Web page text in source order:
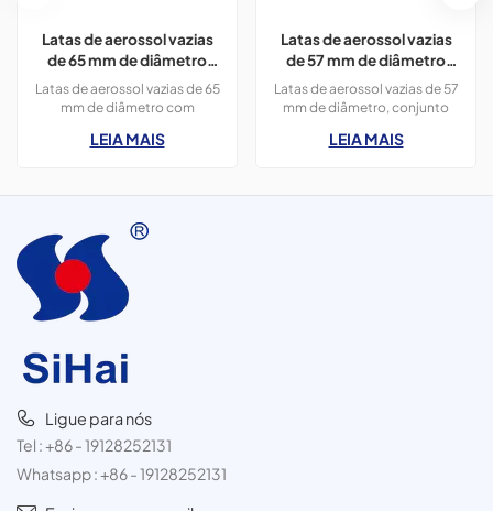
Latas de aerossol vazias
de 65 mm de diâmetro
com impressão em cores
CMYK, 300 ml, para tinta
Latas de aerossol vazias de 65
mm de diâmetro com
400 ml, para tinta spray,
LEIA MAIS
Latas de aerossol vazias
de 57 mm de diâmetro
com impressão para
produtos de limpeza
Latas de aerossol vazias de 57
mm de diâmetro, conjunto
300 ml pode ser usada para
LEIA MAIS
Ligue para nós
Tel :+86 - 19128252131
Whatsapp :+86 - 19128252131